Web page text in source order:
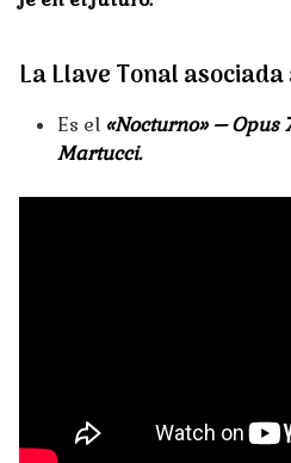
La Llave Tonal
Es el «Nocturno» – Opus
Martucci.